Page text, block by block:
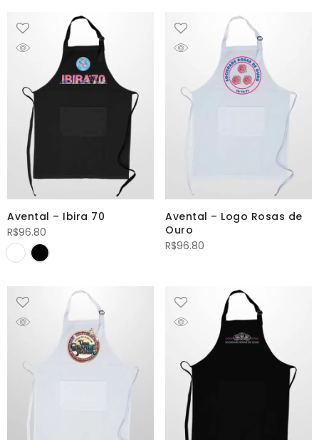
Avental – Ibira 70
R$96.80
Avental – Logo Rosas de
Ouro
R$96.80